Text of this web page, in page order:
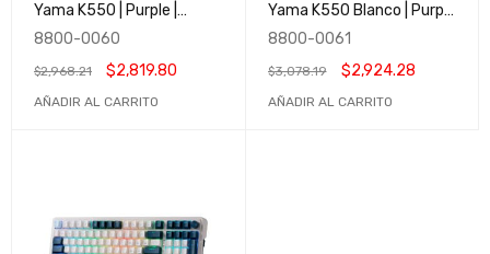
Yama K550 | Purple |
Español | Negro | Rgb |
8800-0060
$2,968.21 $2,819.80
AÑADIR AL CARRITO
Yama K550 Blanco | Purple
| Español | Rgb | K550RGB-
8800-0061
$3,078.19 $2,924.28
AÑADIR AL CARRITO